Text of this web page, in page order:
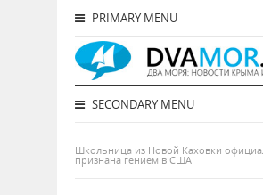
PRIMARY MENU
SECONDARY MENU
Школьница из Новой Каховки
признана гением в США